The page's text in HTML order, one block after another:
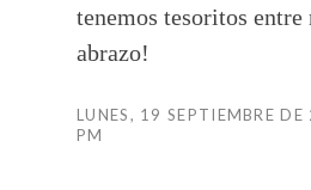
tenemos tesoritos entre
abrazo!
LUNES, 19 SEPTIEMBRE
PM